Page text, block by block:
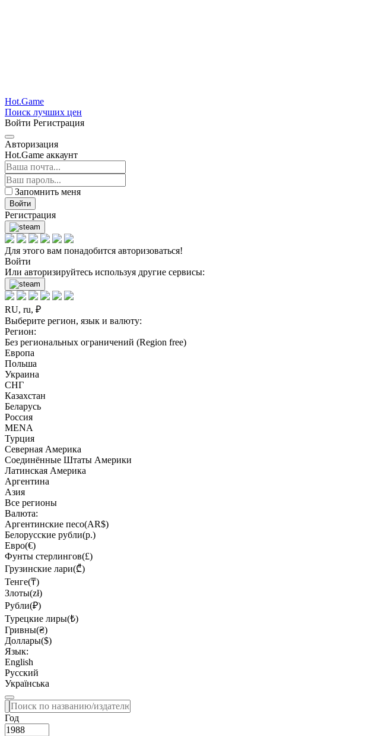
Hot.Game
Поиск лучших цен
Войти Регистрация
Авторизация
Hot.Game аккаунт
Запомнить меня
Войти
Регистрация
Для этого вам понадобится авторизоваться!
Войти
Или авторизируйтесь используя другие сервисы:
RU, ru, ₽
Выберите регион, язык и валюту:
Регион:
Без региональных ограничений (Region free)
Европа
Польша
Украина
СНГ
Казахстан
Беларусь
Россия
MENA
Турция
Северная Америка
Соединённые Штаты Америки
Латинская Америка
Аргентина
Азия
Все регионы
Валюта:
Аргентинские песо(AR$)
Белорусские рубли(р.)
Евро(€)
Фунты стерлингов(£)
Грузинские лари(₾)
Тенге(₸)
Злоты(zł)
Рубли(₽)
Турецкие лиры(₺)
Гривны(₴)
Доллары($)
Язык:
English
Русский
Українська
Год